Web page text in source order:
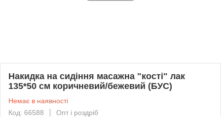
Накидка на сидіння масажна "кості" лак
135*50 см коричневий/бежевий (БУС)
Немає в наявності
Код: 66588
Опт і роздріб